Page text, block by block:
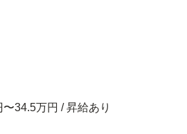
〜34.5万円 / 昇給あり